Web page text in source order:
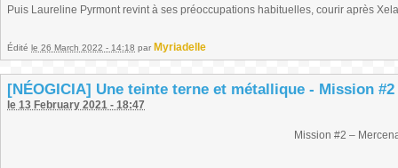
Puis Laureline Pyrmont revint à ses préoccupations habituelles, courir après
Édité le 26 March 2022 - 14:18 par Myriadelle
[NÉOGICIA] Une teinte terne et métallique - Mission #2
le 13 February 2021 - 18:47
Mission #2 –